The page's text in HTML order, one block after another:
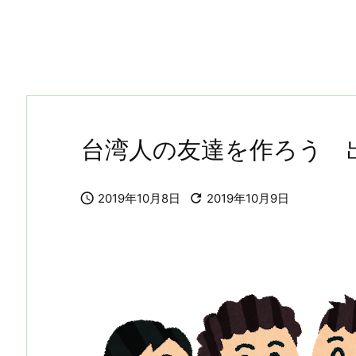
台湾人の友達を作ろう
 2019年10月8日  2019年10月9日